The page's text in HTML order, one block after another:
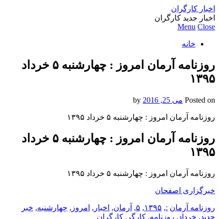
اخبار کارگران
اخبار جدید کارگران
Menu Close
خانه
روزنامه آرمان امروز : چهارشنبه ۵ خرداد
۱۳۹۵
Posted on می 25, 2016
روزنامه آرمان امروز : چهارشنبه ۵ خرداد ۱۳۹۵
روزنامه آرمان امروز : چهارشنبه ۵ خرداد
۱۳۹۵
روزنامه آرمان امروز : چهارشنبه ۵ خرداد ۱۳۹۵
خبرگزاری اصفحان
روزنامه آرمان :
, ۱۳۹۵, ۵, آرمان, اخبار , امروز , چهارشنبه, خبر
جدید, خرداد, روزنامه, کارگر , کارگران